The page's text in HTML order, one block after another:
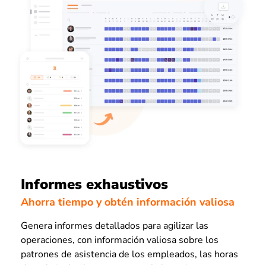
Informes exhaustivos
Ahorra tiempo y obtén información valiosa
Genera informes detallados para agilizar las
operaciones, con información valiosa sobre los
patrones de asistencia de los empleados, las horas